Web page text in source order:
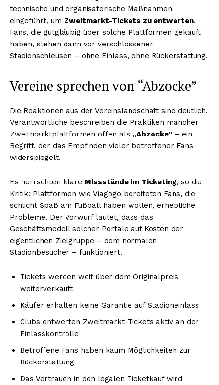
technische und organisatorische Maßnahmen
eingeführt, um Zweitmarkt-Tickets zu entwerten.
Fans, die gutgläubig über solche Plattformen gekauft
haben, stehen dann vor verschlossenen
Stadionschleusen – ohne Einlass, ohne Rückerstattung.
Vereine sprechen von “Abzocke”
Die Reaktionen aus der Vereinslandschaft sind deutlich.
Verantwortliche beschreiben die Praktiken mancher
Zweitmarktplattformen offen als „Abzocke” – ein
Begriff, der das Empfinden vieler betroffener Fans
widerspiegelt.
Es herrschten klare Missstände im Ticketing, so die
Kritik: Plattformen wie Viagogo bereiteten Fans, die
schlicht Spaß am Fußball haben wollen, erhebliche
Probleme. Der Vorwurf lautet, dass das
Geschäftsmodell solcher Portale auf Kosten der
eigentlichen Zielgruppe – dem normalen
Stadionbesucher – funktioniert.
Tickets werden weit über dem Originalpreis
weiterverkauft
Käufer erhalten keine Garantie auf Stadioneinlass
Clubs entwerten Zweitmarkt-Tickets aktiv an der
Einlasskontrolle
Betroffene Fans haben kaum Möglichkeiten zur
Rückerstattung
Das Vertrauen in den legalen Ticketkauf wird